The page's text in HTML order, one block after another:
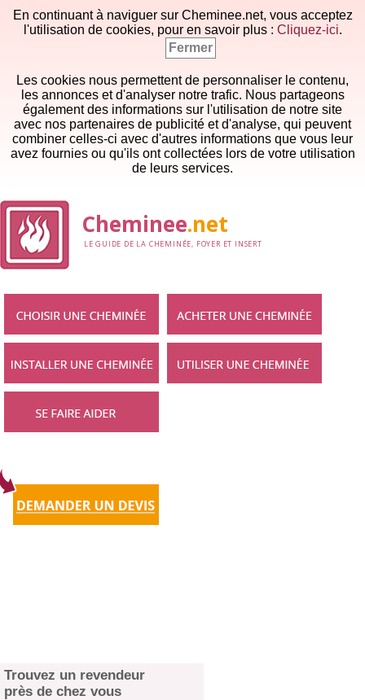
En continuant à naviguer sur Cheminee.net, vous acceptez
l'utilisation de cookies, pour en savoir plus : Cliquez-ici.
Fermer
Les cookies nous permettent de personnaliser le contenu,
les annonces et d'analyser notre trafic. Nous partageons
également des informations sur l'utilisation de notre site
avec nos partenaires de publicité et d'analyse, qui peuvent
combiner celles-ci avec d'autres informations que vous leur
avez fournies ou qu'ils ont collectées lors de votre utilisation
de leurs services.
Cheminee.net
LE GUIDE DE LA CHEMINÉE, FOYER ET INSERT
Trouvez un revendeur
près de chez vous